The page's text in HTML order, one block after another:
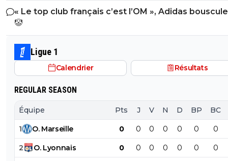
soumettre l'État et le monde à une hiérarchie raciale. Ta
juste pas étudier la question et tu ressors les poncifs
habituels des ignorants qui parlent sans rien savoir..
mecs ils sont ignorants sur tout !! Mais ouvre le bouquin
d'histoire de ton frere qui est collège, on t'expliquera la
différence putain d'ignorant !! Au lieu de continuer à te
ridiculiser, instruits toi, ca te servira.... y'a des vidéos
ou des ia qui t'expliqueront la différence !! Mais cesse de
parler de ce que tu ne connais pas, l'histoire ca s'étudie
tu la connais clairement pas mec
« Le top club français c’est l’OM », Adidas
PSG
🤡
Ligue 1
Calendrier Résultats
REGULAR SEASON
Équipe Pts J V N D BP BC
1 O. Marseille 0 0 0 0 0 0 0
2 O. Lyonnais 0 0 0 0 0 0 0